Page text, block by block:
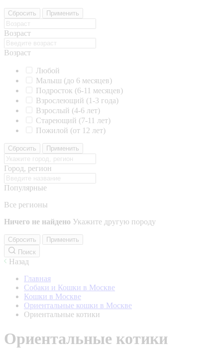
Сбросить Применить
Возраст
Возраст
Любой
Малыш (до 6 месяцев)
Подросток (6-11 месяцев)
Взрослеющий (1-3 года)
Взрослый (4-6 лет)
Стареющий (7-11 лет)
Пожилой (от 12 лет)
Сбросить Применить
Город, регион
Популярные
Все регионы
Ничего не найдено Укажите другую породу
Сбросить
Применить
Поиск
Назад
Главная
Собаки и Кошки в Москве
Кошки в Москве
Ориентальные кошки в Москве
Ориентальные котики
Ориентальные котики